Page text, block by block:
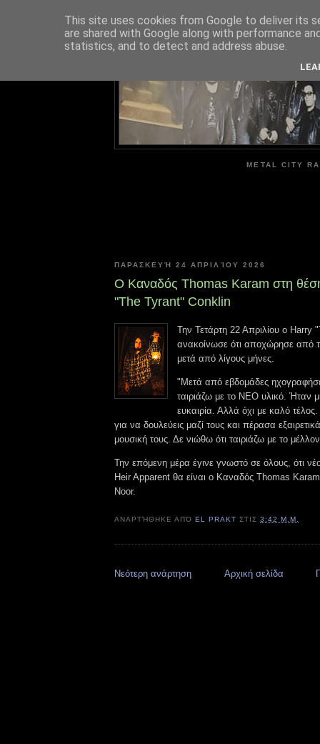
METAL CITY
ΠΑΡΑΣΚΕΥΉ 24 ΑΠΡΙΛΊΟΥ 2026
Ο Καναδός Thomas Karam στη
"The Tyrant" Conklin
Την Τετάρτη 22 Απριλίου ο Harry
ανακοίνωσε ότι αποχώρησε από
μετά από λίγους μήνες.
"Μετά από εβδομάδες
ταιριάζω με το ΝΕΟ υλικό. Ήταν
ευκαιρία. Αλλά όχι με καλό
για να δουλεύεις μαζί τους και πέρασα
μουσική τους. Δε νιώθω ότι ταιριάζω με το
Την επόμενη μέρα έγινε γνωστό σε όλους, ότι
Heir Apparent θα είναι o Καναδός Thomas
Noor.
ΑΝΑΡΤΉΘΗΚΕ ΑΠΌEL PRAKT ΣΤΙΣ3:42 Μ.Μ.
Νεότερη ανάρτηση Αρχική σελίδα
This site uses cookies from Google to deliver its
are shared with Google along with performance
statistics, and to detect and address abuse.